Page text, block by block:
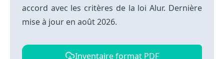
accord avec les critères de la loi Alur. Dernière
mise à jour en août 2026.
Inventaire format PDF